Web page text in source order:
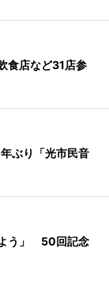
食店など31店参
ぶり「光市民音
よう」 50回記念